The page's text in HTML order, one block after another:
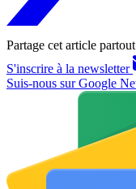
Partage cet article partout
S'inscrire à la newsletter
Suis-nous sur Google